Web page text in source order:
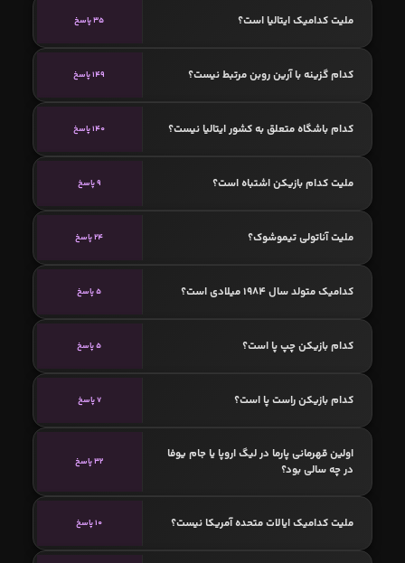
ملیت کدامیک ایتالیا است؟ 35 پاسخ
کدام گزینه با آرین روبن مرتبط نیست؟ 149 پاسخ
کدام باشگاه متعلق به کشور ایتالیا نیست؟ 140 پاسخ
ملیت کدام بازیکن اشتباه است؟ 9 پاسخ
ملیت آناتولی تیموشوک؟ 24 پاسخ
کدامیک متولد سال 1984 میلادی است؟ 5 پاسخ
کدام بازیکن چپ پا است؟ 5 پاسخ
کدام بازیکن راست پا است؟ 7 پاسخ
اولین قهرمانی پارما در لیگ اروپا یا جام یوفا
در چه سالی بود؟
32 پاسخ
ملیت کدامیک ایالات متحده آمریکا نیست؟ 10 پاسخ